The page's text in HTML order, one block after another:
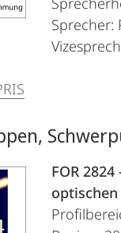
Sprecher:
FOR